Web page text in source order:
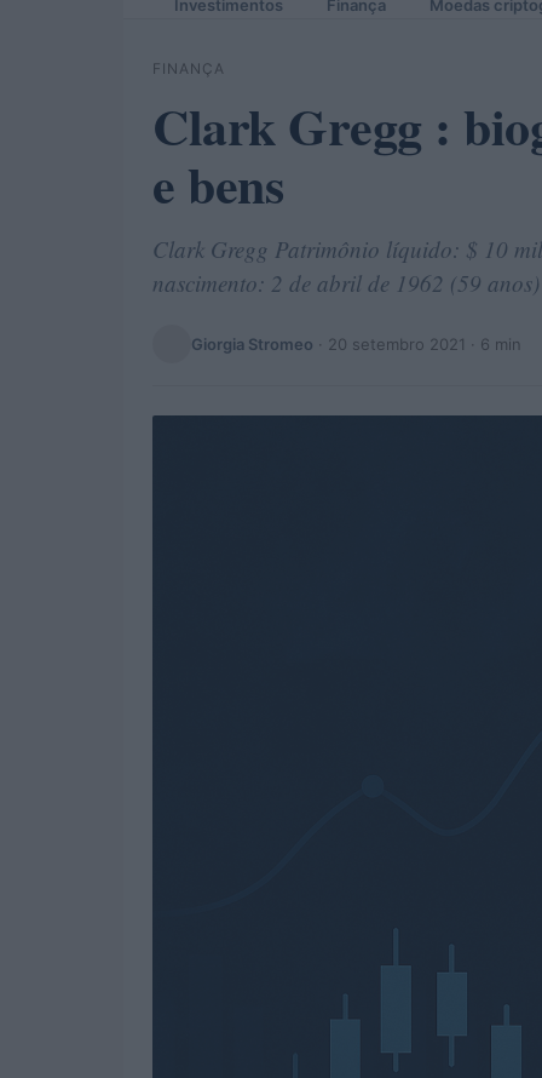
Investimentos Finança Moedas
FINANÇA
Clark Gregg :
e bens
Clark Gregg Patrimônio líquido: $ 10
nascimento: 2 de abril de 1962 (59
Giorgia Stromeo · 20 setembro 2021 · 6 min